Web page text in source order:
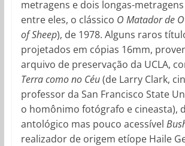
metragens e dois longas-
entre eles, o clássico O Matador de
of Sheep), de 1978. Alguns raros
projetados em cópias 16mm,
arquivo de preservação da UCLA,
Terra como no Céu(de Larry Clark,
professor da San Francisco State
o homônimo fotógrafo e cineasta),
antológico mas pouco acessível
realizador de origem etíope Haile